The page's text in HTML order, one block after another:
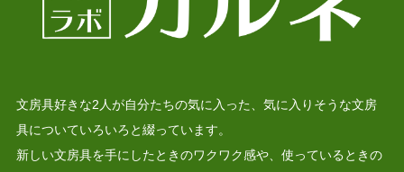
文房具好きな2人が自分たちの気に入った、気に入りそうな文房
具についていろいろと綴っています。
新しい文房具を手にしたときのワクワク感や、使っているときの